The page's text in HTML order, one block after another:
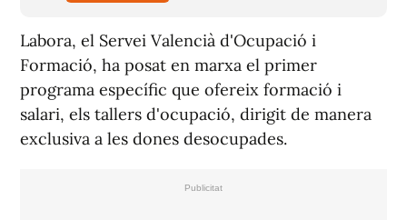
Labora, el Servei Valencià d'Ocupació i
Formació, ha posat en marxa el primer
programa específic que ofereix formació i
salari, els tallers d'ocupació, dirigit de manera
exclusiva a les dones desocupades.